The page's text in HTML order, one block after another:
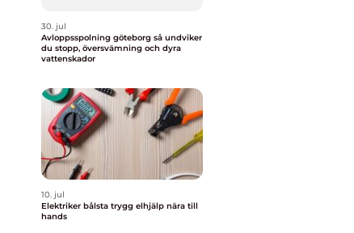
30. jul
Avloppsspolning göteborg så undviker
du stopp, översvämning och dyra
vattenskador
10. jul
Elektriker bålsta trygg elhjälp nära till
hands